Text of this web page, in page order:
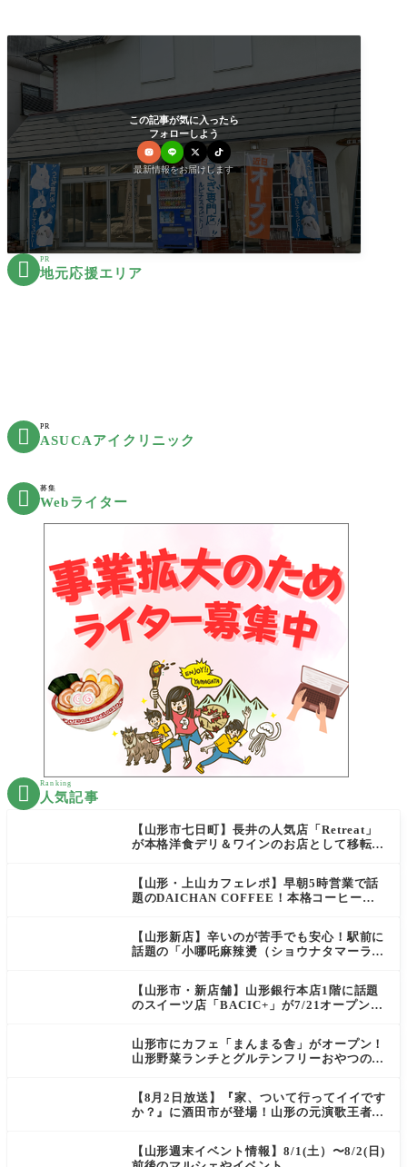
この記事が気に入ったら
フォローしよう
最新情報をお届けします
 PR
地元応援エリア
 PR
ASUCAアイクリニック
 募集
Webライター
 Ranking
人気記事
【山形市七日町】長井の人気店「Retreat」
が本格洋食デリ＆ワインのお店として移転オ
【山形・上山カフェレポ】早朝5時営業で話
題のDAICHAN COFFEE！本格コーヒーを
【山形新店】辛いのが苦手でも安心！駅前に
話題の「小哪吒麻辣燙（ショウナタマーラー
【山形市・新店舗】山形銀行本店1階に話題
のスイーツ店「BACIC+」が7/21オープン！
山形市にカフェ「まんまる舎」がオープン！
山形野菜ランチとグルテンフリーおやつの新
【8月2日放送】『家、ついて行ってイイです
か？』に酒田市が登場！山形の元演歌王者
【山形週末イベント情報】8/1(土）〜8/2(日)